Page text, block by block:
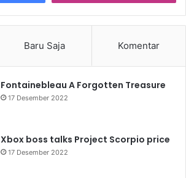
Baru Saja Komentar
Fontainebleau A Forgotten Treasure
17 Desember 2022
Xbox boss talks Project Scorpio price
17 Desember 2022